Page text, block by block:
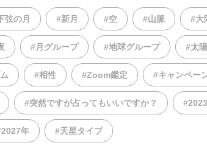
弦の月 #新月 #空 #山脈 #大
#月グループ #地球グループ #太
#相性 #Zoom鑑定 #キャンペー
#突然ですが占ってもいいですか？
年 #天星タイプ